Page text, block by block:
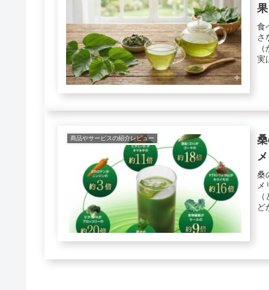
食
さ
実
商品やサービスの紹介レビュー
桑
メ
ど